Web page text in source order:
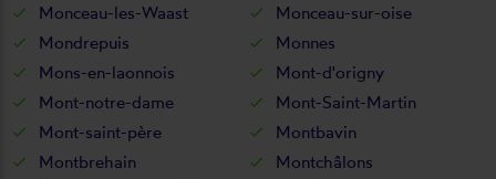
Monceau-les-Waast
Monceau-sur-oise
Mondrepuis
Monnes
Mons-en-laonnois
Mont-d'origny
Mont-notre-dame
Mont-Saint-Martin
Mont-saint-père
Montbavin
Montbrehain
Montchâlons